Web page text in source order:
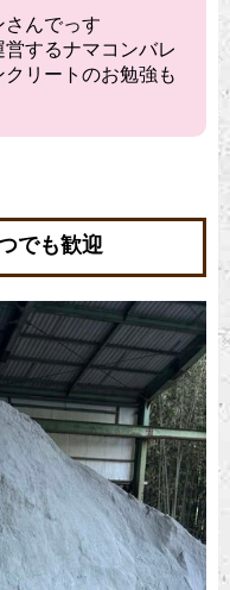
さんでっす
するナマコンバレ
リートのお勉強も
でも歓迎